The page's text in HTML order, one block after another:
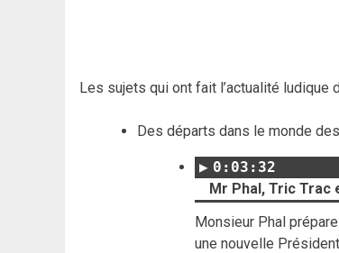
Les sujets qui ont fait l’actualité ludique
Des départs dans le monde
0:03:32
Mr Phal, Tric Trac
Monsieur Phal
une nouvelle